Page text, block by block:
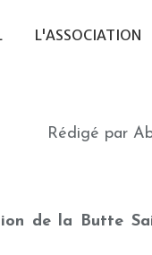
L'ASSOCIATION
Rédigé par
de la Butte